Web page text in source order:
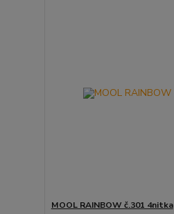
MOOL RAINBOW č.301 4nitka